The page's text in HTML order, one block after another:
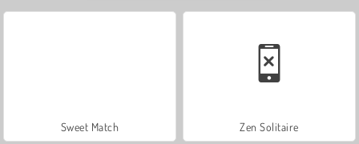
Sweet Match Zen Solitaire